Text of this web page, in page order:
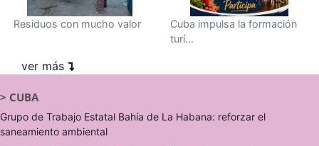
Residuos con mucho valor
Cuba impulsa la formación
turí...
ver más
> CUBA
Grupo de Trabajo Estatal Bahía de La Habana: reforzar el
saneamiento ambiental